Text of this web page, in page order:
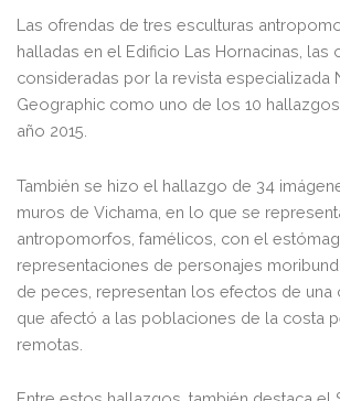
Las ofrendas de tres esculturas
halladas en el Edificio Las Hornacinas, las
consideradas por la revista especializada
Geographic como uno de los 10
año 2015.
También se hizo el hallazgo de 34
muros de Vichama, en lo que se
antropomorfos, famélicos, con el
representaciones de personajes
de peces, representan los efectos de una
que afectó a las poblaciones de la costa
remotas.